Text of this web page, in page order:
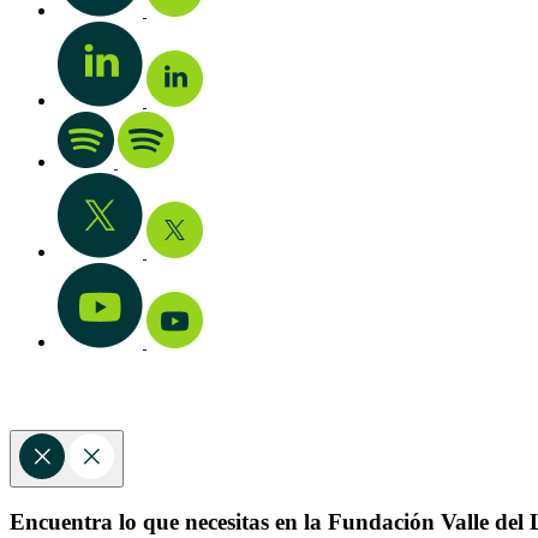
Encuentra lo que necesitas en la Fundación Valle del